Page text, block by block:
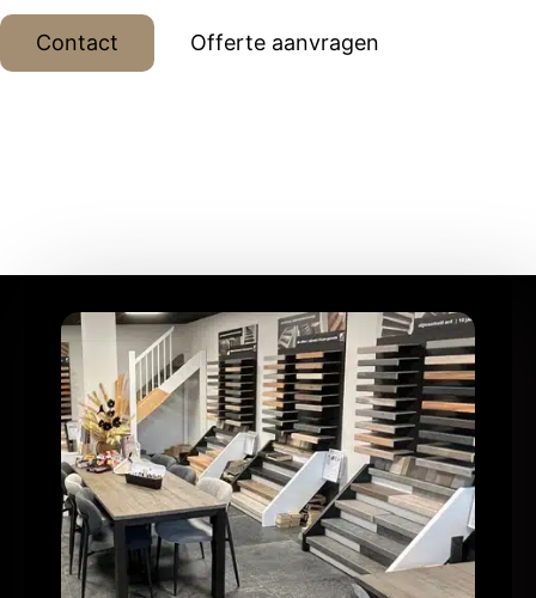
Contact Offerte aanvragen